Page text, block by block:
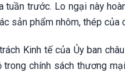
tuần trước. Lo ngại này
sản phẩm nhôm, thép của
Kinh tế của Ủy ban
trong chính sách thương